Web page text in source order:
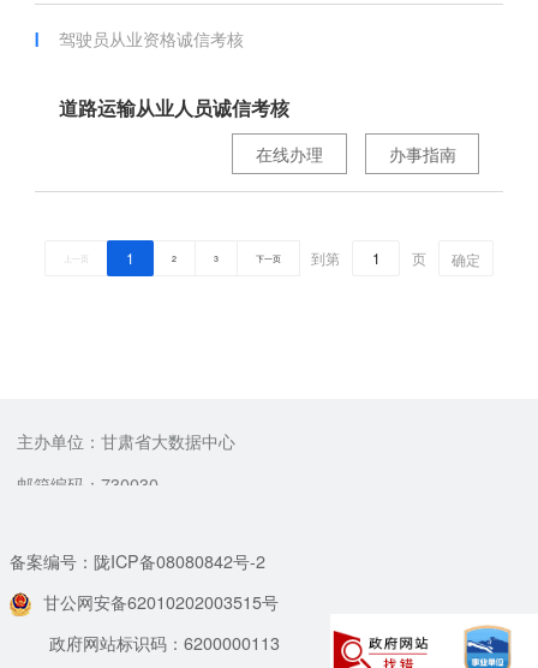
驾驶员从业资格诚信考核
道路运输从业人员诚信考核
办事指南
在线办理
上一页 1 2 3 下一页 到第 页 确定
主办单位：甘肃省大数据中心
邮箱编码：730030
备案编号：陇ICP备08080842号-2
甘公网安备62010202003515号
政府网站标识码：6200000113